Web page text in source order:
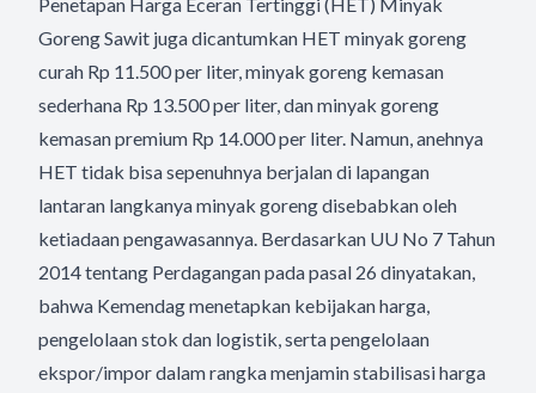
Goreng Sawit juga dicantumkan HET minyak goreng
curah Rp 11.500 per liter, minyak goreng kemasan
sederhana Rp 13.500 per liter, dan minyak goreng
kemasan premium Rp 14.000 per liter. Namun, anehnya
HET tidak bisa sepenuhnya berjalan di lapangan
lantaran langkanya minyak goreng disebabkan oleh
ketiadaan pengawasannya. Berdasarkan UU No 7 Tahun
2014 tentang Perdagangan pada pasal 26 dinyatakan,
bahwa Kemendag menetapkan kebijakan harga,
pengelolaan stok dan logistik, serta pengelolaan
ekspor/impor dalam rangka menjamin stabilisasi harga